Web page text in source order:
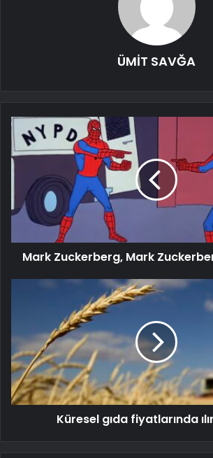
ÜMİT SAVĞA
Mark Zuckerberg, Mark
Küresel gıda fiyatlarında